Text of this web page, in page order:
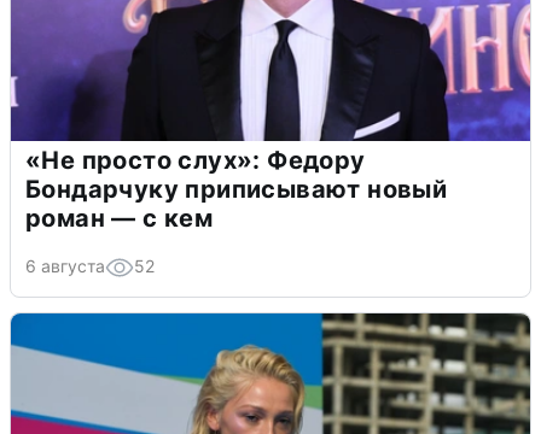
«Не просто слух»: Федору
Бондарчуку приписывают новый
роман — с кем
6 августа 52